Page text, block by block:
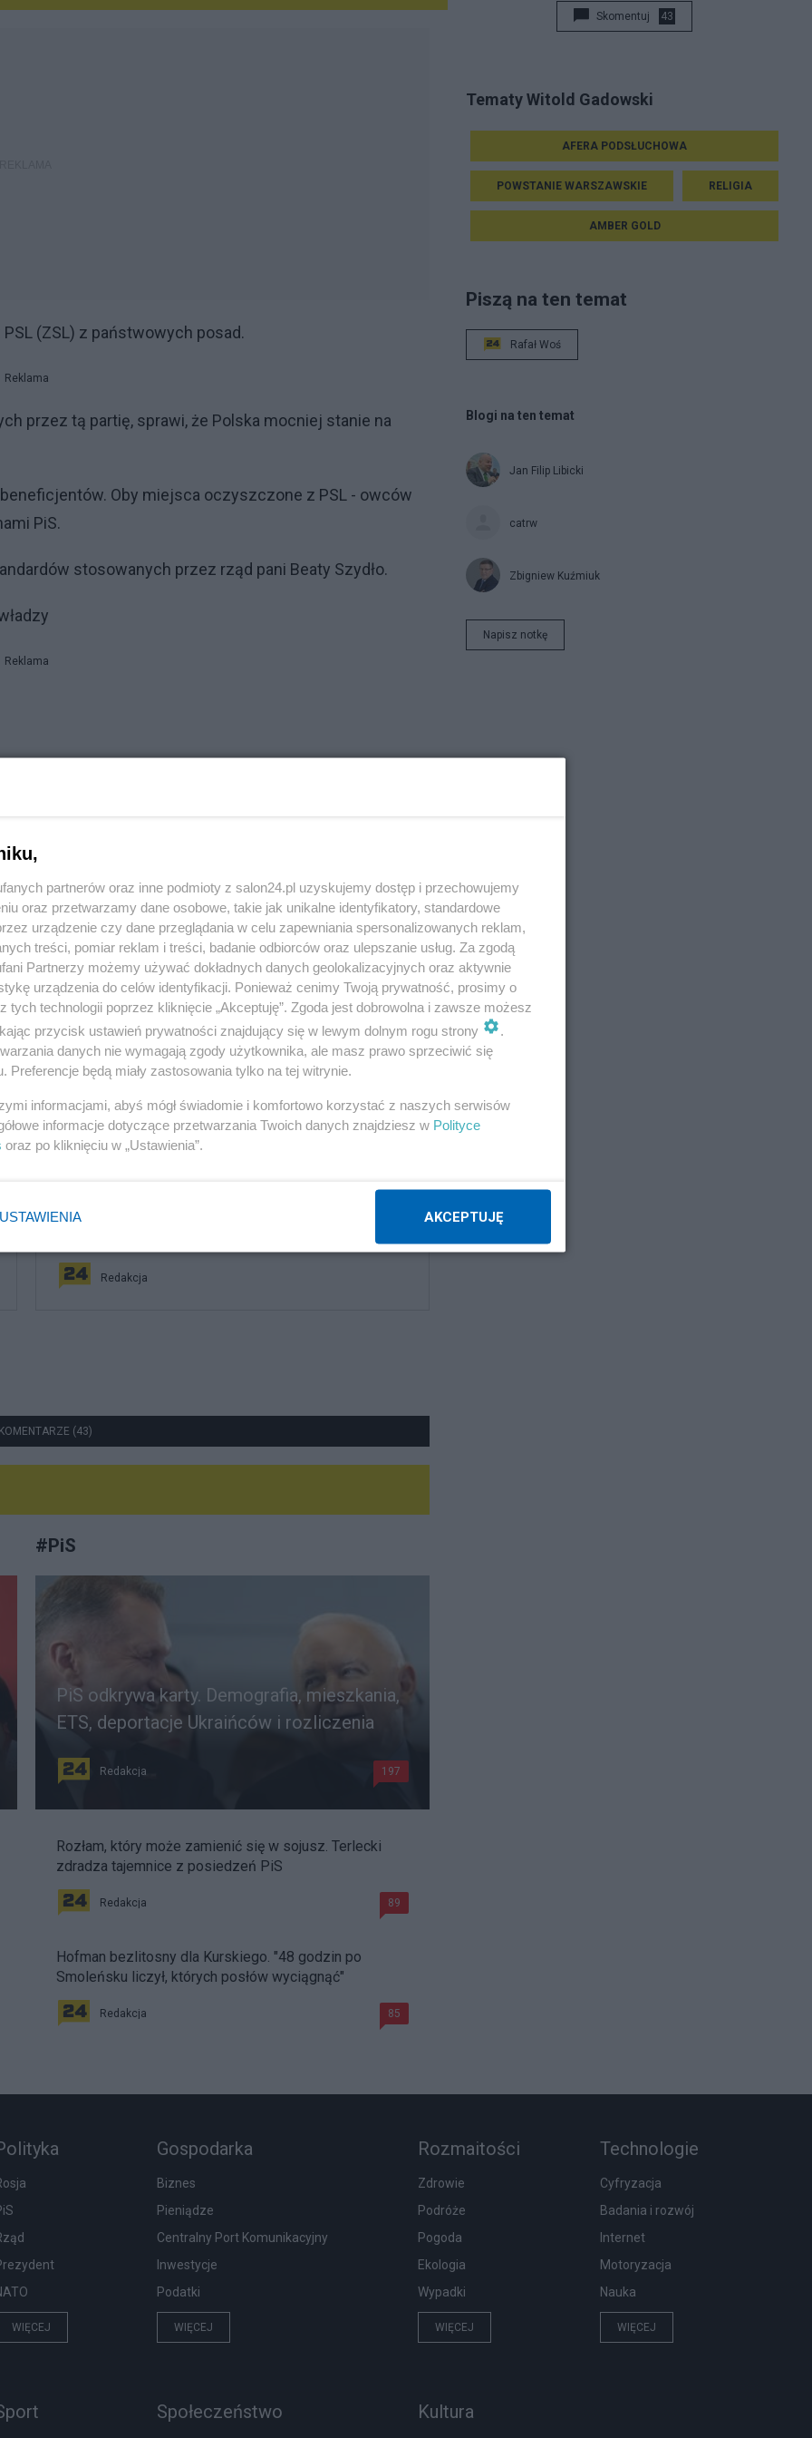
(ZSL) z państwowych posad.
Reklama
przez tą partię, sprawi, że Polska mocniej stanie na
Oby miejsca oczyszczone z PSL - owców
PiS.
stosowanych przez rząd pani Beaty Szydło.
Reklama
43 Obserwuj notkę
Polityka
PiS odkrywa karty. Demografia, mieszkania, ETS,
deportacje Ukraińców i rozliczenia
Rok z Nawrockim. Głośne weta, sojusz z USA i powrót
Redakcja
(43)
#PiS
PiS odkrywa karty. Demografia, mieszkania,
ETS, deportacje Ukraińców i rozliczenia
Redakcja 197
Rozłam, który może zamienić się w sojusz. Terlecki
zdradza tajemnice z posiedzeń PiS
Redakcja 89
Hofman bezlitosny dla Kurskiego. "48 godzin po
Smoleńsku liczył, których posłów wyciągnąć"
Redakcja 85
Skomentuj 43
Tematy Witold Gadowski
AFERA PODSŁUCHOWA
POWSTANIE WARSZAWSKIE RELIGIA
AMBER GOLD
Piszą na ten temat
Rafał Woś
Blogi na ten temat
Jan Filip Libicki
catrw
Zbigniew Kuźmiuk
Napisz notkę
WIĘCEJ
Gospodarka
Biznes
Pieniądze
Centralny Port Komunikacyjny
Inwestycje
Podatki
WIĘCEJ
Rozmaitości
Zdrowie
Podróże
Pogoda
Ekologia
Wypadki
WIĘCEJ
Technologie
Cyfryzacja
Badania i rozwój
Internet
Motoryzacja
Nauka
WIĘCEJ
Społeczeństwo Kultura
partnerów oraz inne podmioty z salon24.pl uzyskujemy dostęp i przechowujemy
oraz przetwarzamy dane osobowe, takie jak unikalne identyfikatory, standardowe
urządzenie czy dane przeglądania w celu zapewniania spersonalizowanych reklam,
treści, pomiar reklam i treści, badanie odbiorców oraz ulepszanie usług. Za zgodą
Partnerzy możemy używać dokładnych danych geolokalizacyjnych oraz aktywnie
urządzenia do celów identyfikacji. Ponieważ cenimy Twoją prywatność, prosimy o
tych technologii poprzez kliknięcie „Akceptuję”. Zgoda jest dobrowolna i zawsze możesz
przycisk ustawień prywatności znajdujący się w lewym dolnym rogu strony
danych nie wymagają zgody użytkownika, ale masz prawo sprzeciwić się
Preferencje będą miały zastosowania tylko na tej witrynie.
informacjami, abyś mógł świadomie i komfortowo korzystać z naszych serwisów
informacje dotyczące przetwarzania Twoich danych znajdziesz w Polityce
oraz po kliknięciu w „Ustawienia”.
USTAWIENIA AKCEPTUJĘ